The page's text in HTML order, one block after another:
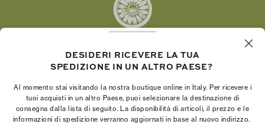
LinkedIn
La Fondazione Tory Burch promuove
imprenditrici nella realizzazione di progetti solidi e
duraturi.
DESIDERI RICEVERE LA TUA
SPEDIZIONE IN UN ALTRO PAESE?
Al momento stai visitando la nostra boutique online in Italy. Per ricevere i
tuoi acquisti in un altro Paese, puoi selezionare la destinazione di
consegna dalla lista di seguito. La disponibilità di articoli, il prezzo e le
informazioni di spedizione verranno aggiornati in base al nuovo indirizzo.